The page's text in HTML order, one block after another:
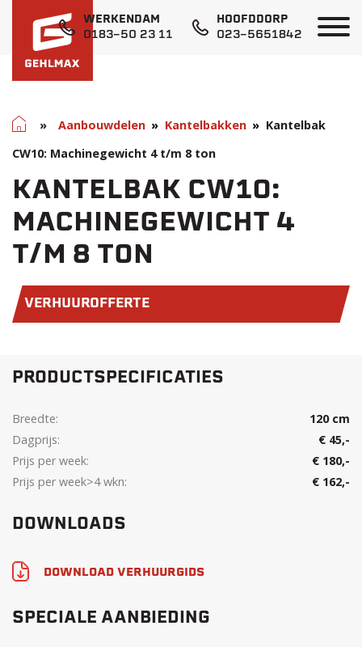
WERKENDAM
0183-50 23 11
HOOFDDORP
023-5651842
Home
» Aanbouwdelen Kantelbakken
Kantelbak
CW10: Machinegewicht 4 t/m 8 ton
KANTELBAK CW10:
MACHINEGEWICHT 4
T/M 8 TON
VERHUUROFFERTE
PRODUCTSPECIFICATIES
Breedte:
120 cm
Dagprijs:
€ 45,-
Prijs per week:
€ 180,-
Prijs per week>4 wkn:
€ 162,-
DOWNLOADS
DOWNLOAD VERHUURGIDS
SPECIALE AANBIEDING